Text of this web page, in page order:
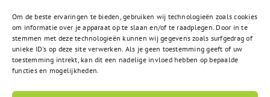
Om de beste ervaringen te bieden, gebruiken wij technologieën zoals cookies
om informatie over je apparaat op te slaan en/of te raadplegen. Door in te
stemmen met deze technologieën kunnen wij gegevens zoals surfgedrag of
unieke ID's op deze site verwerken. Als je geen toestemming geeft of uw
toestemming intrekt, kan dit een nadelige invloed hebben op bepaalde
functies en mogelijkheden.
Computerweg 22